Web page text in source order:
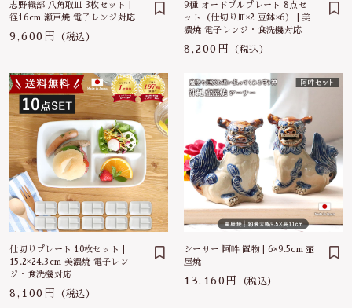
志野織部 八角取皿 3枚セット |
径16cm 瀬戸焼 電子レンジ対応
9,600円 （税込）
9種 オードブルプレート 8点セ
ット（仕切り皿×2 豆鉢×6） | 美
濃焼 電子レンジ・食洗機対応
8,200円 （税込）
仕切りプレート 10枚セット |
15.2×24.3cm 美濃焼 電子レン
ジ・食洗機対応
8,100円 （税込）
シーサー 阿吽 置物 | 6×9.5cm 壷
屋焼
13,160円 （税込）
5000円～
8000円～
は行
ま行
や行
ら行
わ行
その他
在庫あり セール
並び順